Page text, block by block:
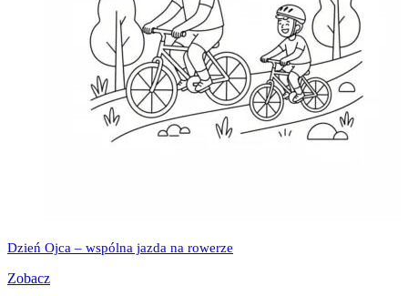
Dzień Ojca – wspólna jazda na rowerze
Zobacz